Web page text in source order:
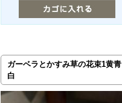
ガーベラとかすみ草の花束1黄青
白